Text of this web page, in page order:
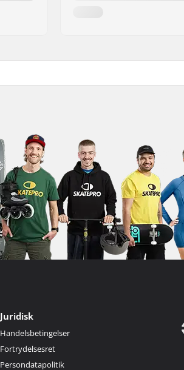
Juridisk
Handelsbetingelser
Fortrydelsesret
Persondatapolitik